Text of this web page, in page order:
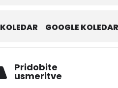
KOLEDAR GOOGLE KOLEDAR
Pridobite
usmeritve